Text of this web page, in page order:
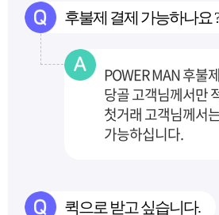
후불제 결제 가능하나요
POWER MAN 후불
당골 고객님께서만
첫거래 고객님께서
가능하십니다.
퀵으로 받고 싶습니다.